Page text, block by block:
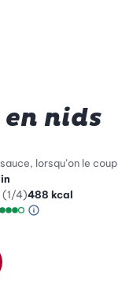
en nids
lorsqu’on le
(1/4)488 kcal
Information